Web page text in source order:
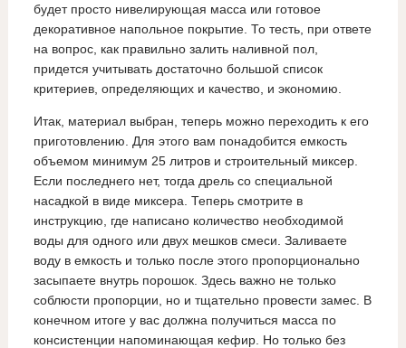
будет просто нивелирующая масса или готовое
декоративное напольное покрытие. То тесть, при ответе
на вопрос, как правильно залить наливной пол,
придется учитывать достаточно большой список
критериев, определяющих и качество, и экономию.
Итак, материал выбран, теперь можно переходить к его
приготовлению. Для этого вам понадобится емкость
объемом минимум 25 литров и строительный миксер.
Если последнего нет, тогда дрель со специальной
насадкой в виде миксера. Теперь смотрите в
инструкцию, где написано количество необходимой
воды для одного или двух мешков смеси. Заливаете
воду в емкость и только после этого пропорционально
засыпаете внутрь порошок. Здесь важно не только
соблюсти пропорции, но и тщательно провести замес. В
конечном итоге у вас должна получиться масса по
консистенции напоминающая кефир. Но только без